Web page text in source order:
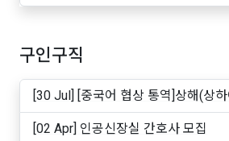
케..
구인구직
[30 Jul] [중국어 협상 통역]상해(상하
쑤..
[02 Apr] 인공신장실 간호사 모집